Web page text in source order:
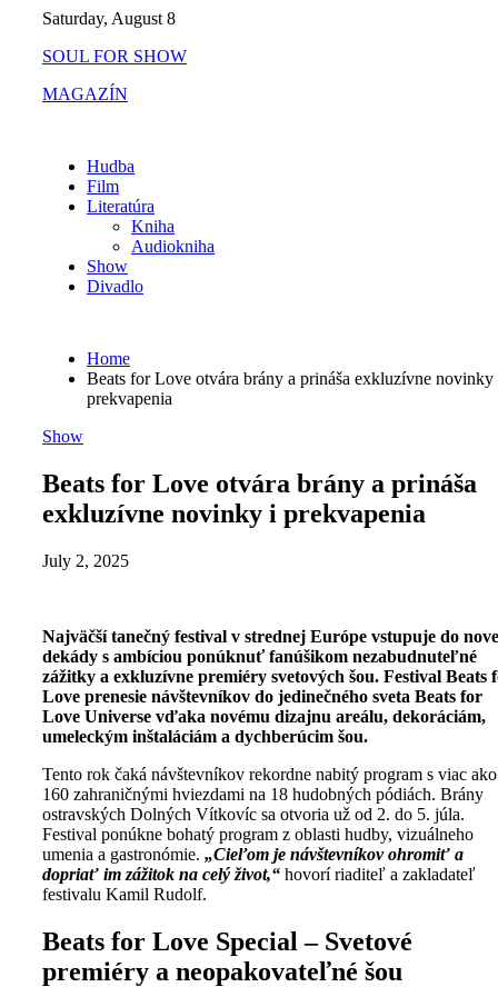
content
Saturday, August 8
SOUL FOR SHOW
MAGAZÍN
Hudba
Film
Literatúra
Kniha
Audiokniha
Show
Divadlo
Home
Beats for Love otvára brány a prináša exkluzívne novinky
prekvapenia
Show
Beats for Love otvára brány a prináša
exkluzívne novinky i prekvapenia
July 2, 2025
Najväčší tanečný festival v strednej Európe vstupuje do
dekády s ambíciou ponúknuť fanúšikom nezabudnuteľné
zážitky a exkluzívne premiéry svetových šou. Festival Beats
Love prenesie návštevníkov do jedinečného sveta Beats for
Love Universe vďaka novému dizajnu areálu, dekoráciám,
umeleckým inštaláciám a dychberúcim šou.
Tento rok čaká návštevníkov rekordne nabitý program s viac ako
160 zahraničnými hviezdami na 18 hudobných pódiách. Brány
ostravských Dolných Vítkovíc sa otvoria už od 2. do 5. júla.
Festival ponúkne bohatý program z oblasti hudby, vizuálneho
umenia a gastronómie. „Cieľom je návštevníkov ohromiť a
dopriať im zážitok na celý život,“ hovorí riaditeľ a zakladateľ
festivalu Kamil Rudolf.
Beats for Love Special – Svetové
premiéry a neopakovateľné šou